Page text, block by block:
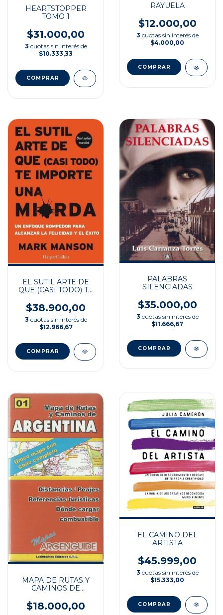
HEARTSTOPPER
TOMO 1
$31.000,00
3 cuotas sin interés de
$10.333,33
RAYUELA
$12.000,00
3 cuotas sin interés de
$4.000,00
EL SUTIL ARTE DE
QUE (CASI TODO) TE
MIERDA
$38.900,00
3 cuotas sin interés de
$12.966,67
PALABRAS
SILENCIADAS
$35.000,00
3 cuotas sin interés de
$11.666,67
MAPA DE RUTAS Y
CAMINOS DE
$18.000,00
EL CAMINO DEL
ARTISTA
$45.999,00
3 cuotas sin interés de
$15.333,00